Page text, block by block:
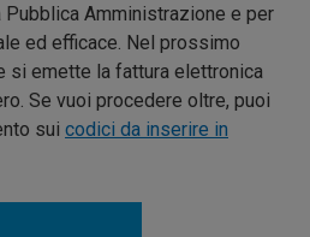
Amministrazione e per
ed efficace. Nel prossimo
si emette la fattura elettronica
Se vuoi procedere oltre, puoi
sui codici da inserire in